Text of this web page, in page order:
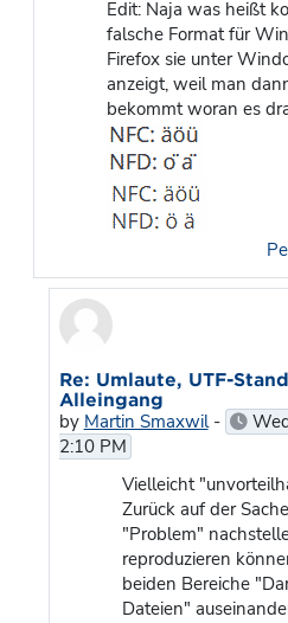
Edit: Naja was heißt
falsche Format für
Firefox sie unter
anzeigt, weil man
bekommt woran es
Re: Umlaute, UTF-
Alleingang
by Martin Smaxwil-
2:10 PM
Vielleicht
Zurück auf der
"Problem"
reproduzieren
beiden Bereiche
Dateien"